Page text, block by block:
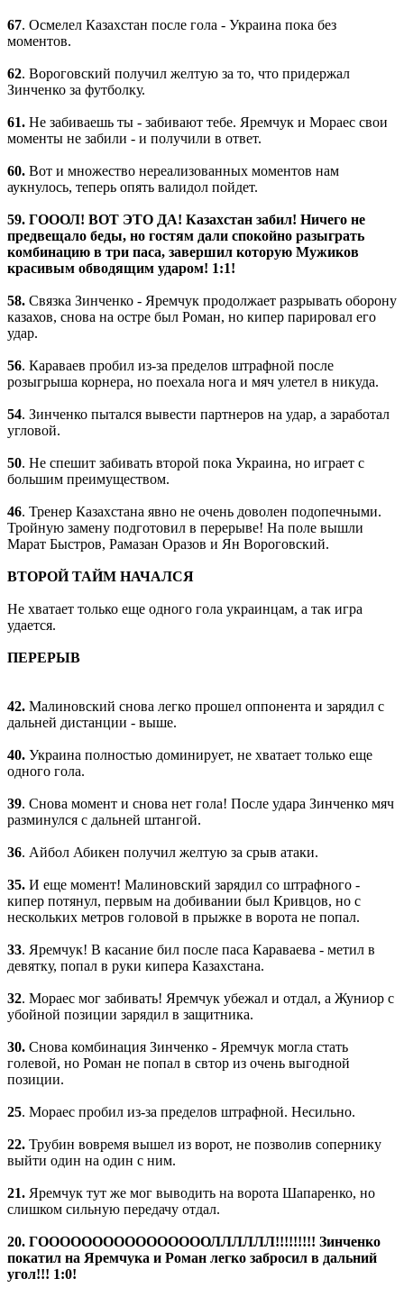
67. Осмелел Казахстан после гола - Украина пока без
моментов.
62. Вороговский получил желтую за то, что придержал
Зинченко за футболку.
61. Не забиваешь ты - забивают тебе. Яремчук и Мораес свои
моменты не забили - и получили в ответ.
60. Вот и множество нереализованных моментов нам
аукнулось, теперь опять валидол пойдет.
59. ГОООЛ! ВОТ ЭТО ДА! Казахстан забил! Ничего не
предвещало беды, но гостям дали спокойно разыграть
комбинацию в три паса, завершил которую Мужиков
красивым обводящим ударом! 1:1!
58. Связка Зинченко - Яремчук продолжает разрывать оборону
казахов, снова на остре был Роман, но кипер парировал его
удар.
56. Караваев пробил из-за пределов штрафной после
розыгрыша корнера, но поехала нога и мяч улетел в никуда.
54. Зинченко пытался вывести партнеров на удар, а заработал
угловой.
50. Не спешит забивать второй пока Украина, но играет с
большим преимуществом.
46. Тренер Казахстана явно не очень доволен подопечными.
Тройную замену подготовил в перерыве! На поле вышли
Марат Быстров, Рамазан Оразов и Ян Вороговский.
ВТОРОЙ ТАЙМ НАЧАЛСЯ
Не хватает только еще одного гола украинцам, а так игра
удается.
ПЕРЕРЫВ
42. Малиновский снова легко прошел оппонента и зарядил с
дальней дистанции - выше.
40. Украина полностью доминирует, не хватает только еще
одного гола.
39. Снова момент и снова нет гола! После удара Зинченко мяч
разминулся с дальней штангой.
36. Айбол Абикен получил желтую за срыв атаки.
35. И еще момент! Малиновский зарядил со штрафного -
кипер потянул, первым на добивании был Кривцов, но с
нескольких метров головой в прыжке в ворота не попал.
33. Яремчук! В касание бил после паса Караваева - метил в
девятку, попал в руки кипера Казахстана.
32. Мораес мог забивать! Яремчук убежал и отдал, а Жуниор с
убойной позиции зарядил в защитника.
30. Снова комбинация Зинченко - Яремчук могла стать
голевой, но Роман не попал в свтор из очень выгодной
позиции.
25. Мораес пробил из-за пределов штрафной. Несильно.
22. Трубин вовремя вышел из ворот, не позволив сопернику
выйти один на один с ним.
21. Яремчук тут же мог выводить на ворота Шапаренко, но
слишком сильную передачу отдал.
20. ГООООООООООООООООЛЛЛЛЛЛ!!!!!!!!! Зинченко
покатил на Яремчука и Роман легко забросил в дальний
угол!!! 1:0!